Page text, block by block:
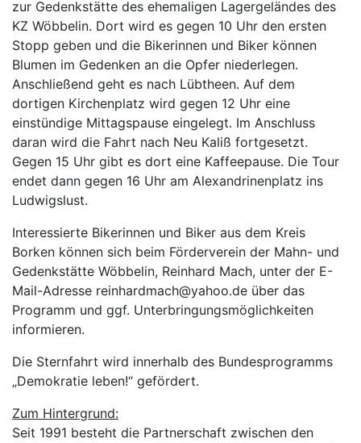
zur Gedenkstätte des ehemaligen Lagergeländes des
KZ Wöbbelin. Dort wird es gegen 10 Uhr den ersten
Stopp geben und die Bikerinnen und Biker können
Blumen im Gedenken an die Opfer niederlegen.
Anschließend geht es nach Lübtheen. Auf dem
dortigen Kirchenplatz wird gegen 12 Uhr eine
einstündige Mittagspause eingelegt. Im Anschluss
daran wird die Fahrt nach Neu Kaliß fortgesetzt.
Gegen 15 Uhr gibt es dort eine Kaffeepause. Die Tour
endet dann gegen 16 Uhr am Alexandrinenplatz ins
Ludwigslust.
Interessierte Bikerinnen und Biker aus dem Kreis
Borken können sich beim Förderverein der Mahn- und
Gedenkstätte Wöbbelin, Reinhard Mach, unter der E-
Mail-Adresse reinhardmach@yahoo.de über das
Programm und ggf. Unterbringungsmöglichkeiten
informieren.
Die Sternfahrt wird innerhalb des Bundesprogramms
„Demokratie leben!“ gefördert.
Zum Hintergrund:
Seit 1991 besteht die Partnerschaft zwischen den